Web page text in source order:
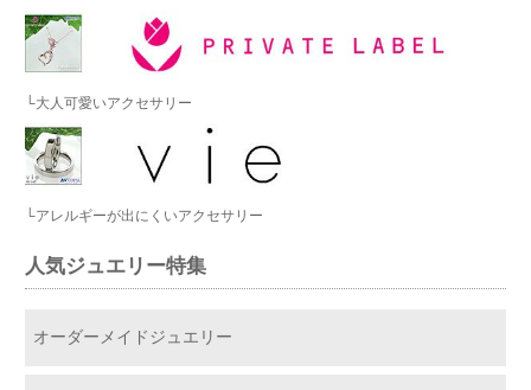
└大人可愛いアクセサリー
└アレルギーが出にくいアクセサリー
人気ジュエリー特集
オーダーメイドジュエリー